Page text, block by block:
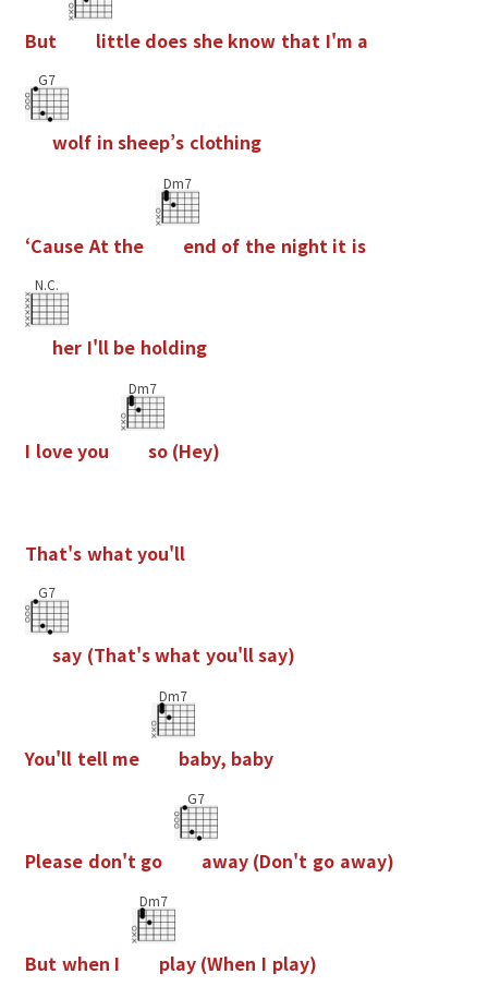
But little does she know that I'm a
G7
wolf in sheep’s clothing
‘CauseAt the
Dm7
end of the night it is
N.C.
her I'll be holding
I loveyou
Dm7
so (Hey)
That's whatyou'll
G7
say (That'swhat you'llsay)
You'll tell me
Dm7
baby, baby
Please don't go
G7
away (Don't go away)
But when I
Dm7
play (When I play)